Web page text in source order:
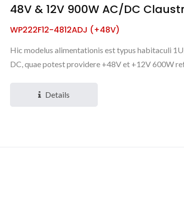
48V & 12V 900W AC/DC
WP222F12-4812ADJ (+48V)
Hic modelus alimentationis est typus habitaculi
DC, quae potest providere +48V et +12V 600W
Details